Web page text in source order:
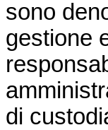
sono
gestione
di